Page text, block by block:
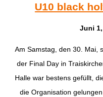
U10 black
Juni
​Am Samstag, den 30. Mai,
der Final Day in
Halle war bestens gefüllt,
die Organisation